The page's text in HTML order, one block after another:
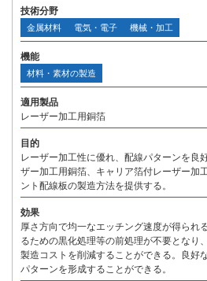
技術分野
金属材料 電気・電子 機械・加工
機能
材料・素材の製造
適用製品
レーザー加工用銅箔
目的
レーザー加工性に優れ、配線パターンを良
ザー加工用銅箔、キャリア箔付レーザー加
ント配線板の製造方法を提供する。
効果
厚さ方向で均一なエッチング速度が得られ
るための黒化処理等の前処理が不要となり
製造コストを削減することができる。良好
パターンを形成することができる。